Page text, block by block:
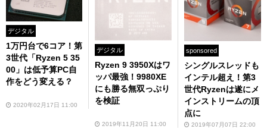
デジタル
1万円台で6コア！第
3世代「Ryzen 5 35
00」は低予算PC自
作をどう変える？
2020年02月17日 11:00
デジタル
Ryzen 9 3950Xはワ
ッパ最強！9980XE
にも勝る無双っぷり
を検証
2019年11月20日 11:00
sponsored
シングルスレッドも
インテル超え！第3
世代Ryzenは遂にメ
インストリームの頂
点に
2019年07月07日 22:00